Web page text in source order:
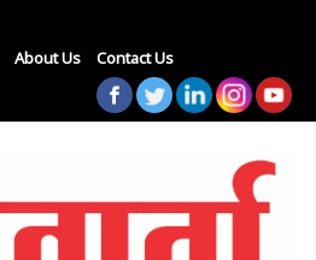
About Us Contact Us